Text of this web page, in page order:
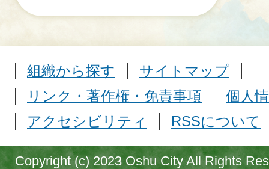
組織から探す
サイトマップ
リンク・著作権・免責事項
個人
アクセシビリティ
RSSについて
Copyright (c) 2023 Oshu City All Rights